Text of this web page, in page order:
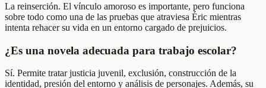
La reinserción. El vínculo amoroso es importante, pero funciona
sobre todo como una de las pruebas que atraviesa Éric mientras
intenta rehacer su vida en un entorno cargado de prejuicios.
¿Es una novela adecuada para trabajo escolar?
Sí. Permite tratar justicia juvenil, exclusión, construcción de la
identidad, presión del entorno y análisis de personajes. Además, su